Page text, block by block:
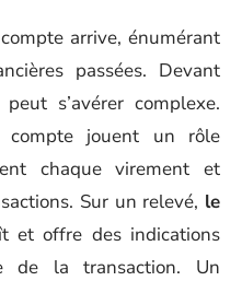
arrive, énumérant
passées. Devant
s’avérer complexe.
jouent un rôle
chaque virement et
Sur un relevé, le
et offre des indications
de la transaction. Un